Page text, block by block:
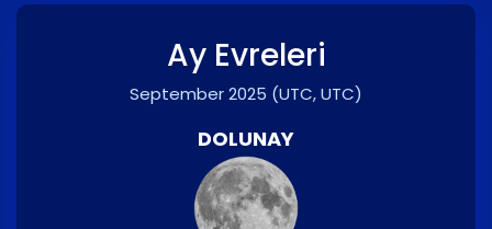
Ay Evreleri
September 2025 (UTC, UTC)
DOLUNAY